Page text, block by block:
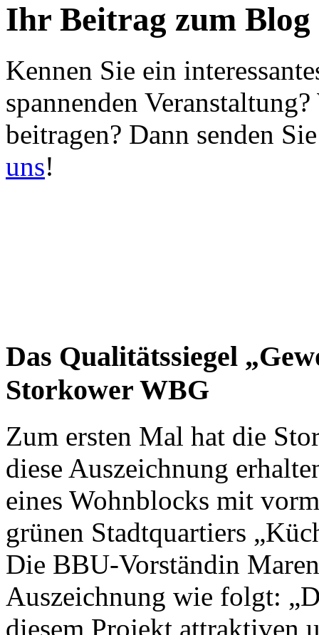
Ihr Beitrag zum Blog
Kennen Sie ein
spannenden
beitragen? Dann senden
uns!
Das Qualitätssiegel
Storkower WBG
Zum ersten Mal hat die
diese Auszeichnung
eines Wohnblocks mit
grünen Stadtquartiers
Die BBU-Vorständin
Auszeichnung wie folgt:
diesem Projekt attraktiven